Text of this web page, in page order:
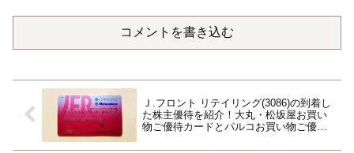
コメントを書き込む
Ｊ.フロント リテイリング(3086)の到着し
た株主優待を紹介！大丸・松坂屋お買い
物ご優待カードとパルコお買い物ご優待